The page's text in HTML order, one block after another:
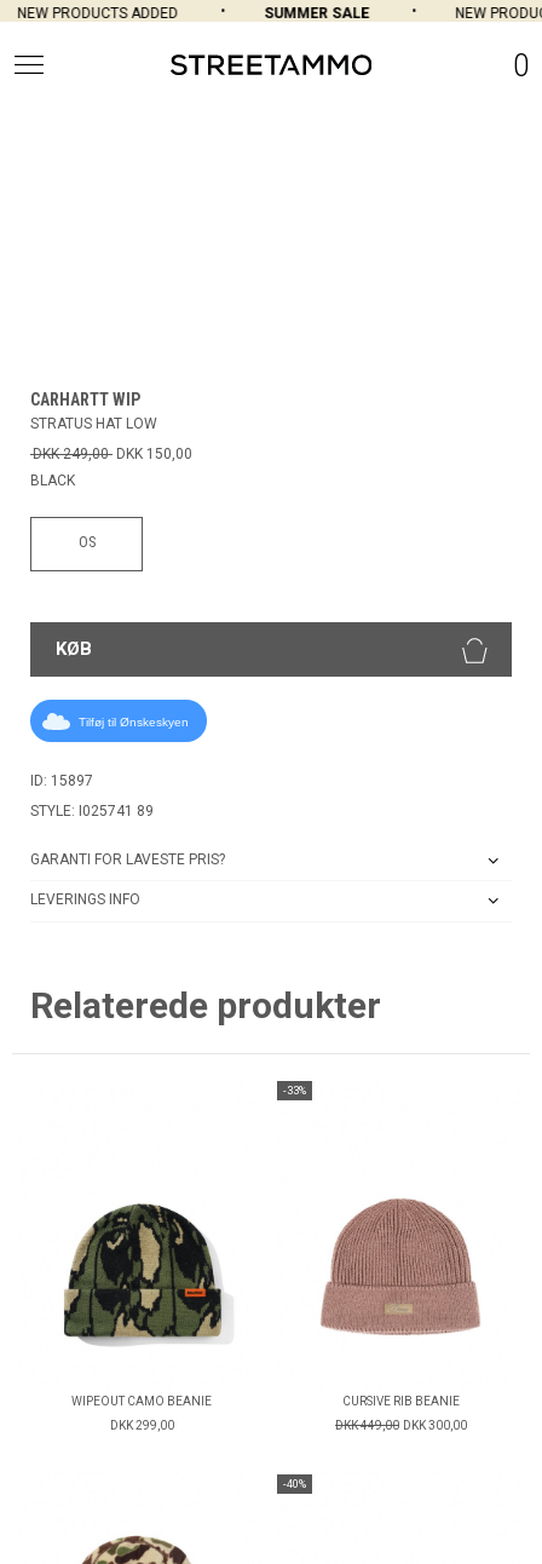
NEW PRODUCTS ADDED SUMMER SALE NEW
0
CARHARTT WIP
STRATUS HAT LOW
DKK 249,00 DKK 150,00
BLACK
OS
KØB
Tilføj til Ønskeskyen
ID: 15897
STYLE: I025741 89
GARANTI FOR LAVESTE PRIS?
LEVERINGS INFO
Relaterede produkter
WIPEOUT CAMO BEANIE
DKK 299,00
-33%
CURSIVE RIB BEANIE
DKK 449,00 DKK 300,00
-40%